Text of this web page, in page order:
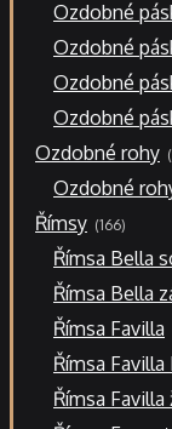
Ozdobné
Ozdobné
Ozdobné
Ozdobné
Ozdobné rohy
Ozdobné
Římsy 166166
produktů
Římsa Bella
Římsa Bella
Římsa Favilla
Římsa Favilla
Římsa Favilla